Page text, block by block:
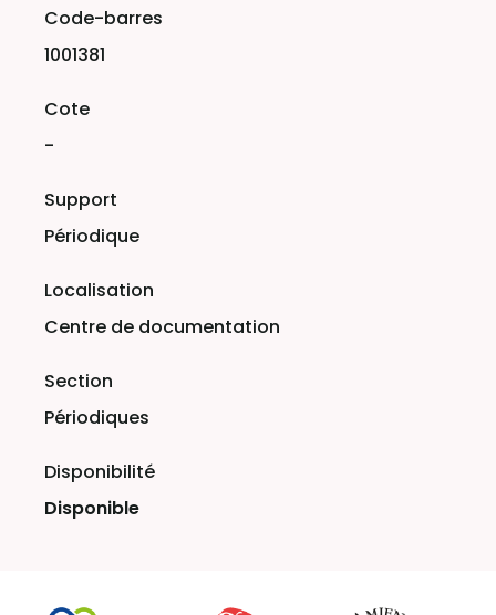
1001381
-
Périodique
Centre de documentation
Périodiques
Disponible